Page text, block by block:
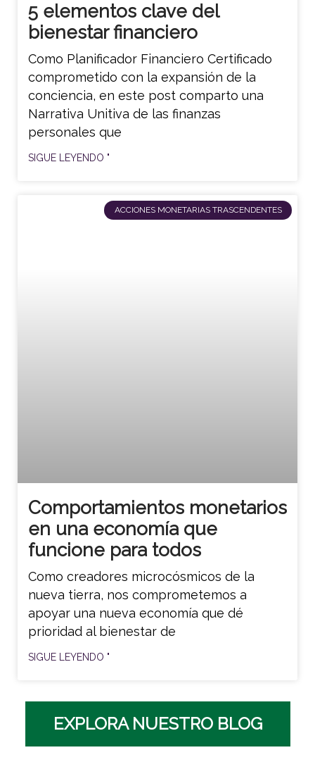
5 elementos clave del
bienestar financiero
Como Planificador Financiero Certificado
comprometido con la expansión de la
conciencia, en este post comparto una
Narrativa Unitiva de las finanzas
personales que
SIGUE LEYENDO "
ACCIONES MONETARIAS TRASCENDENTES
Comportamientos monetarios
en una economía que
funcione para todos
Como creadores microcósmicos de la
nueva tierra, nos comprometemos a
apoyar una nueva economía que dé
prioridad al bienestar de
SIGUE LEYENDO "
EXPLORA NUESTRO BLOG